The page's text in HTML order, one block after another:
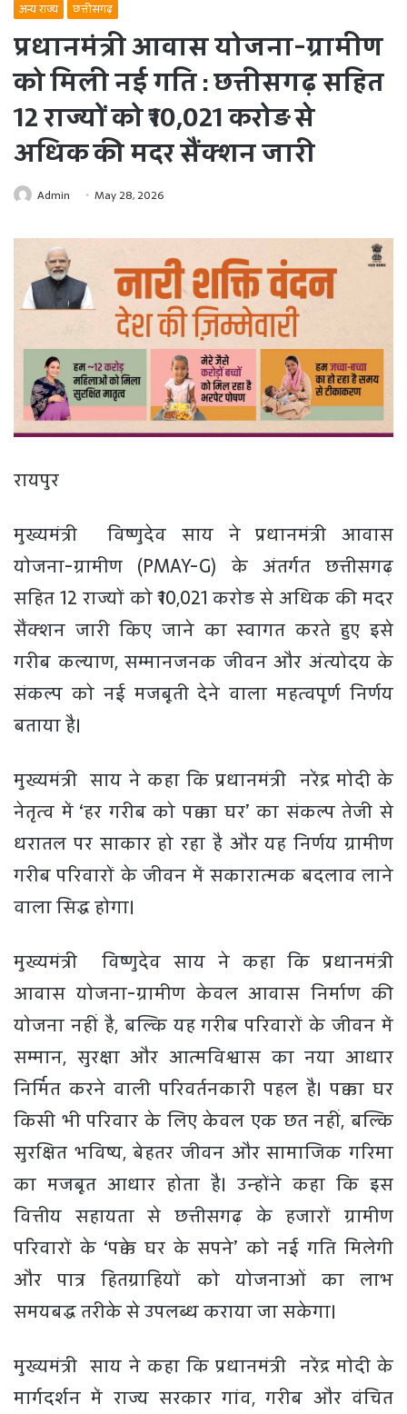
अन्य राज्य छत्तीसगढ़
प्रधानमंत्री आवास योजना-ग्रामीण
को मिली नई गति : छत्तीसगढ़ सहित
12 राज्यों को ₹10,021 करोड़ से
अधिक की मदर सैंक्शन जारी
Admin May 28, 2026
रायपुर
मुख्यमंत्री विष्णुदेव साय ने प्रधानमंत्री आवास
योजना-ग्रामीण (PMAY-G) के अंतर्गत छत्तीसगढ़
सहित 12 राज्यों को ₹10,021 करोड़ से अधिक की मदर
सैंक्शन जारी किए जाने का स्वागत करते हुए इसे
गरीब कल्याण, सम्मानजनक जीवन और अंत्योदय के
संकल्प को नई मजबूती देने वाला महत्वपूर्ण निर्णय
बताया है।
मुख्यमंत्री साय ने कहा कि प्रधानमंत्री नरेंद्र मोदी के
नेतृत्व में ‘हर गरीब को पक्का घर’ का संकल्प तेजी से
धरातल पर साकार हो रहा है और यह निर्णय ग्रामीण
गरीब परिवारों के जीवन में सकारात्मक बदलाव लाने
वाला सिद्ध होगा।
मुख्यमंत्री विष्णुदेव साय ने कहा कि प्रधानमंत्री
आवास योजना-ग्रामीण केवल आवास निर्माण की
योजना नहीं है, बल्कि यह गरीब परिवारों के जीवन में
सम्मान, सुरक्षा और आत्मविश्वास का नया आधार
निर्मित करने वाली परिवर्तनकारी पहल है। पक्का घर
किसी भी परिवार के लिए केवल एक छत नहीं, बल्कि
सुरक्षित भविष्य, बेहतर जीवन और सामाजिक गरिमा
का मजबूत आधार होता है। उन्होंने कहा कि इस
वित्तीय सहायता से छत्तीसगढ़ के हजारों ग्रामीण
परिवारों के ‘पक्के घर के सपने’ को नई गति मिलेगी
और पात्र हितग्राहियों को योजनाओं का लाभ
समयबद्ध तरीके से उपलब्ध कराया जा सकेगा।
मुख्यमंत्री साय ने कहा कि प्रधानमंत्री नरेंद्र मोदी के
मार्गदर्शन में राज्य सरकार गांव, गरीब और वंचित